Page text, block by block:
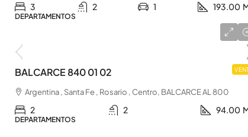
3 2 1 193.00
DEPARTAMENTOS
BALCARCE 840 01 02
Argentina , Santa Fe , Rosario , Centro, BALCARCE AL 800
2 2 94.00
DEPARTAMENTOS